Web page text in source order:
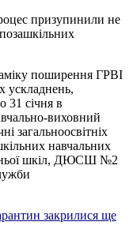
призупинили не
поширення ГРВІ
ускладнень,
31 січня в
виховний
загальноосвітніх
навчальних
шкіл, ДЮСШ №2
закрилися ще